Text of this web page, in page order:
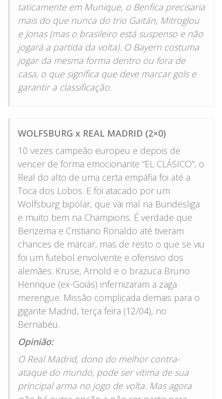
taticamente em Munique, o Benfica precisaria
mais do que nunca do trio Gaitán, Mitroglou
e Jonas (mas o brasileiro está suspenso e não
jogará a partida da volta). O Bayern costuma
jogar da mesma forma dentro ou fora de
casa, o que significa que deve marcar gols e
garantir a classificação.
WOLFSBURG x REAL MADRID (2×0)
10 vezes campeão europeu e depois de
vencer de forma emocionante “EL CLÁSICO”, o
Real do alto de uma certa empáfia foi até a
Toca dos Lobos. E foi atacado por um
Wolfsburg bipolar, que vai mal na Bundesliga
e muito bem na Champions. É verdade que
Benzema e Cristiano Ronaldo até tiveram
chances de marcar, mas de resto o que se viu
foi um futebol envolvente e ofensivo dos
alemães. Kruse, Arnold e o brazuca Bruno
Henrique (ex-Goiás) infernizaram a zaga
merengue. Missão complicada demais para o
gigante Madrid, terça feira (12/04), no
Bernabéu.
Opinião:
O Real Madrid, dono do melhor contra-
ataque do mundo, pode ser vítima de sua
principal arma no jogo de volta. Mas agora